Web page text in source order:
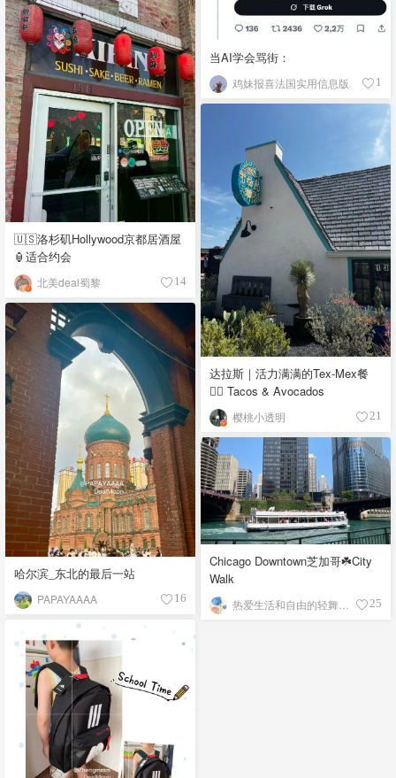
当AI学会骂街：
鸡妹报喜法国实用信息版 1
🇺🇸洛杉矶Hollywood京都居酒屋
🏮适合约会
北美deal蜀黎 14
达拉斯｜活力满满的Tex-Mex餐
👉🏼 Tacos & Avocados
樱桃小透明 21
哈尔滨_东北的最后一站
PAPAYAAAA 16
Chicago Downtown芝加哥☘️City
Walk
25